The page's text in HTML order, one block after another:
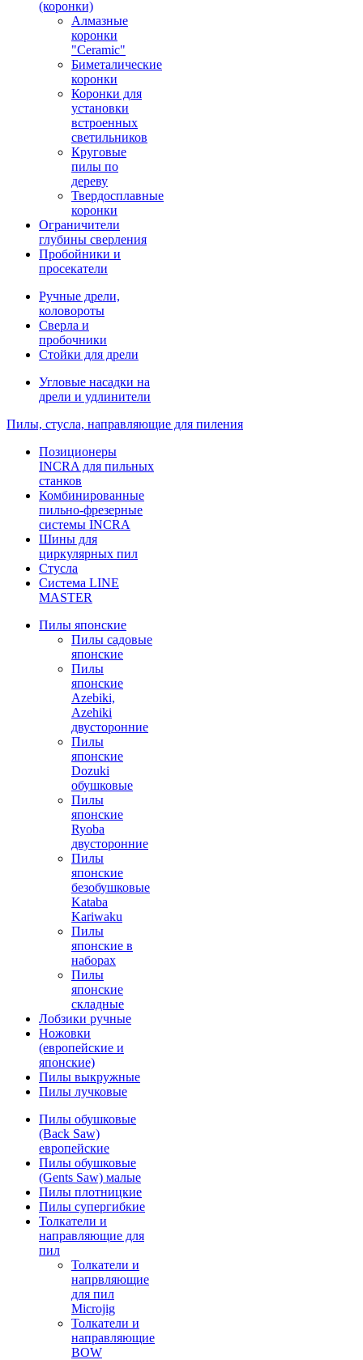
(коронки)
Алмазные
коронки
"Ceramic"
Биметалические
коронки
Коронки для
установки
встроенных
светильников
Круговые
пилы по
дереву
Твердосплавные
коронки
Ограничители
глубины сверления
Пробойники и
просекатели
Ручные дрели,
коловороты
Сверла и
пробочники
Стойки для дрели
Угловые насадки на
дрели и удлинители
Пилы, стусла, направляющие для пиления
Позиционеры
INCRA для пильных
станков
Комбинированные
пильно-фрезерные
системы INCRA
Шины для
циркулярных пил
Стусла
Система LINE
MASTER
Пилы японские
Пилы садовые
японские
Пилы
японские
Azebiki,
Azehiki
двусторонние
Пилы
японские
Dozuki
обушковые
Пилы
японские
Ryoba
двусторонние
Пилы
японские
безобушковые
Kataba
Kariwaku
Пилы
японские в
наборах
Пилы
японские
складные
Лобзики ручные
Ножовки
(европейские и
японские)
Пилы выкружные
Пилы лучковые
Пилы обушковые
(Back Saw)
европейские
Пилы обушковые
(Gents Saw) малые
Пилы плотницкие
Пилы супергибкие
Толкатели и
направляющие для
пил
Толкатели и
напрвляющие
для пил
Microjig
Толкатели и
направляющие
BOW